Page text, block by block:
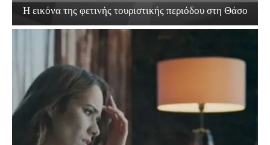
Η εικόνα της φετινής τουριστικής περιόδου στη Θάσο